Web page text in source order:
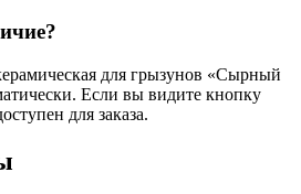
для грызунов «Сырный
Если вы видите кнопку
для заказа.